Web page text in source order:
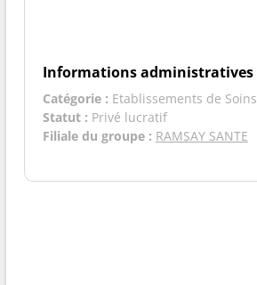
Informations administratives
Catégorie : Etablissements de
Statut : Privé lucratif
Filiale du groupe : RAMSAY SANTE